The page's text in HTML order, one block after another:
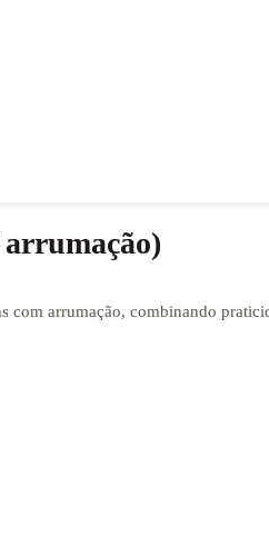
com arrumação, combinando